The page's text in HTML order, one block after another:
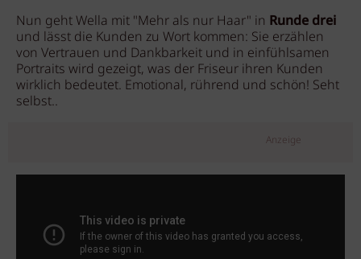
Nun geht Wella mit "Mehr als nur Haar" in Runde drei
und lässt die Kunden zu Wort kommen: Sie erzählen
von Vertrauen und Dankbarkeit und in einfühlsamen
Portraits wird gezeigt, was der Friseur ihren Kunden
wirklich bedeutet. Emotional, rührend und schön! Seht
selbst..
Anzeige